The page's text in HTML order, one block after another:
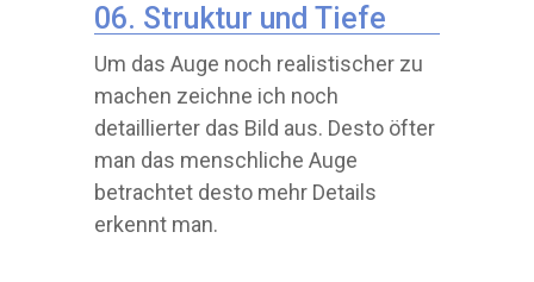
06. Struktur und Tiefe
Um das Auge noch realistischer zu
machen zeichne ich noch
detaillierter das Bild aus. Desto öfter
man das menschliche Auge
betrachtet desto mehr Details
erkennt man.